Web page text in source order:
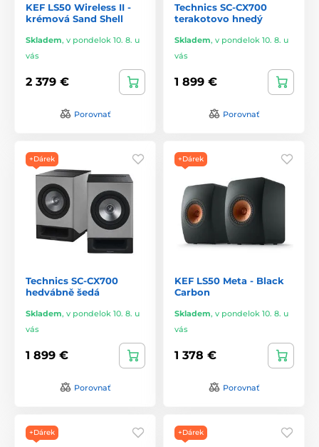
KEF LS50 Wireless II -
krémová Sand Shell
Skladem, v pondelok 10. 8. u
vás
2 379 €
Porovnať
Technics SC-CX700
terakotovo hnedý
Skladem, v pondelok 10. 8. u
vás
1 899 €
Porovnať
+Dárek
Technics SC-CX700
hedvábně šedá
Skladem, v pondelok 10. 8. u
vás
1 899 €
Porovnať
+Dárek
KEF LS50 Meta - Black
Carbon
Skladem, v pondelok 10. 8. u
vás
1 378 €
Porovnať
+Dárek +Dárek